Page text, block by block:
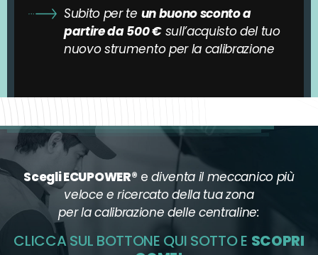
Subito per te un buono sconto a
partire da 500 €sull’acquisto del tuo
nuovo strumento per la calibrazione
Scegli ECUPOWER® ediventa il meccanico più
veloce e ricercato della tua zona
per la calibrazione delle centraline:
CLICCA SUL BOTTONE QUI SOTTO E SCOPRI